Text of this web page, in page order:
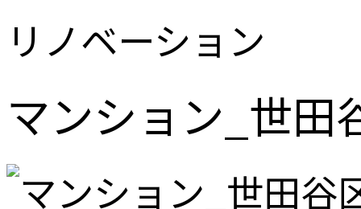
リノベーション
マンション_世田